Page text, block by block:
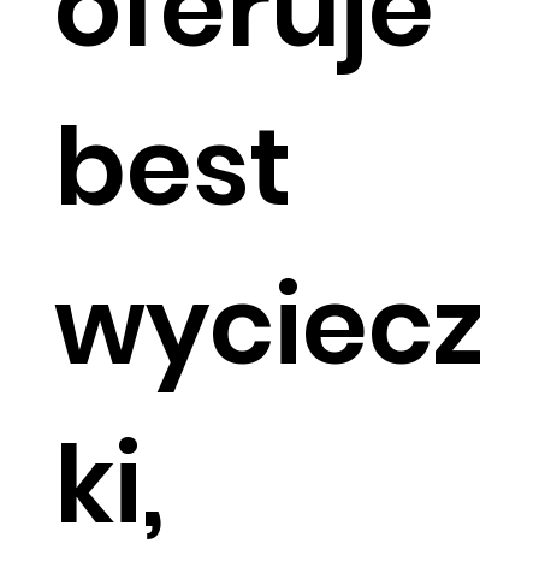
best
wyciecz
ki,